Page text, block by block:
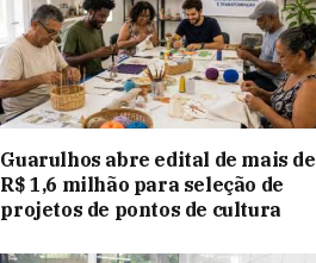
Guarulhos abre edital de mais de
R$ 1,6 milhão para seleção de
projetos de pontos de cultura